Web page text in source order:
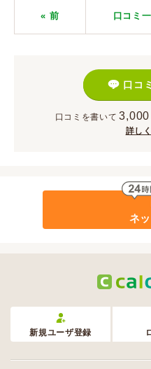
« 前 口コミ
口コ
口コミを書いて 3,000
詳し
ネ
新規ユーザ登録